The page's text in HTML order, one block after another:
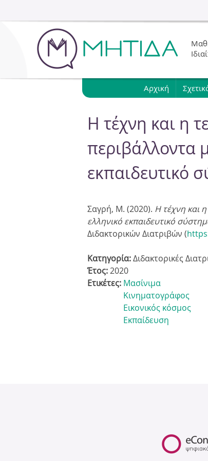
Αρχική
Η τέχνη και η
περιβάλλοντα
εκπαιδευτικό
Σαγρή, Μ. (2020). Η τέχνη και
ελληνικό εκπαιδευτικό
Διδακτορικών Διατριβών (
Κατηγορία:Διδακτορικές
Έτος:2020
Ετικέτες: Μασίνιμα
Κινηματογράφος
Εικονικός κόσμος
Εκπαίδευση